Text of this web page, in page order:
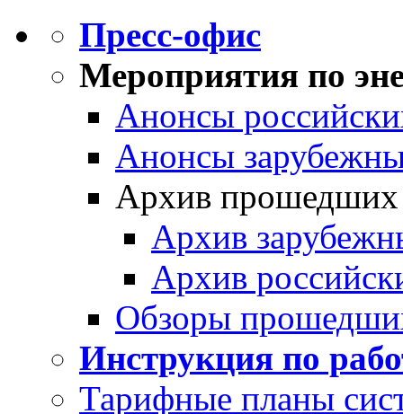
Пресс-офис
Мероприятия по
Анонсы
Анонсы
Архив прошедших
Архив
Архив
Обзоры
Инструкция по
Тарифные планы